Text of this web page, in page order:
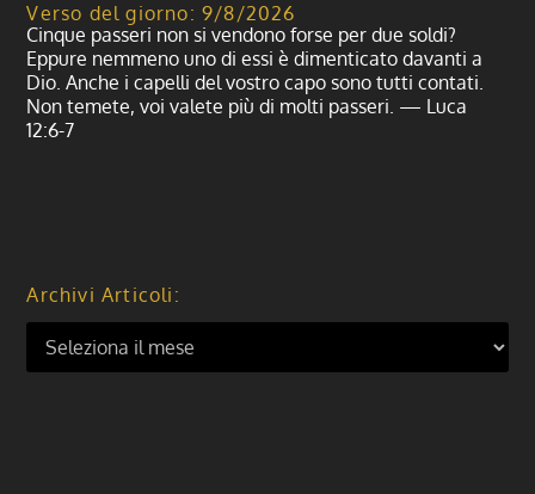
Verso del giorno: 9/8/2026
Cinque passeri non si vendono forse per due soldi?
Eppure nemmeno uno di essi è dimenticato davanti a
Dio. Anche i capelli del vostro capo sono tutti contati.
Non temete, voi valete più di molti passeri. — Luca
12:6-7
Archivi Articoli: